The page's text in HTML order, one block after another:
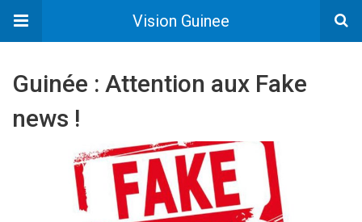
Vision Guinee
Guinée : Attention aux Fake
news !